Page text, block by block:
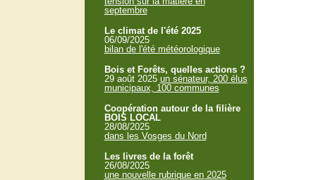
septembre
Le climat de l'été 2025
06/09/2025
bilan de l'été météorologique
Bois et Forêts, quelles actions ?
29 août 2025 un sénateur, 200 élus
municipaux, 100 communes
Coopération autour de la filière
BOIS LOCAL
28/08/2025
dans les Vosges du Nord
Les livres de la forêt
26/08/2025
une nouvelle rubrique en 2025